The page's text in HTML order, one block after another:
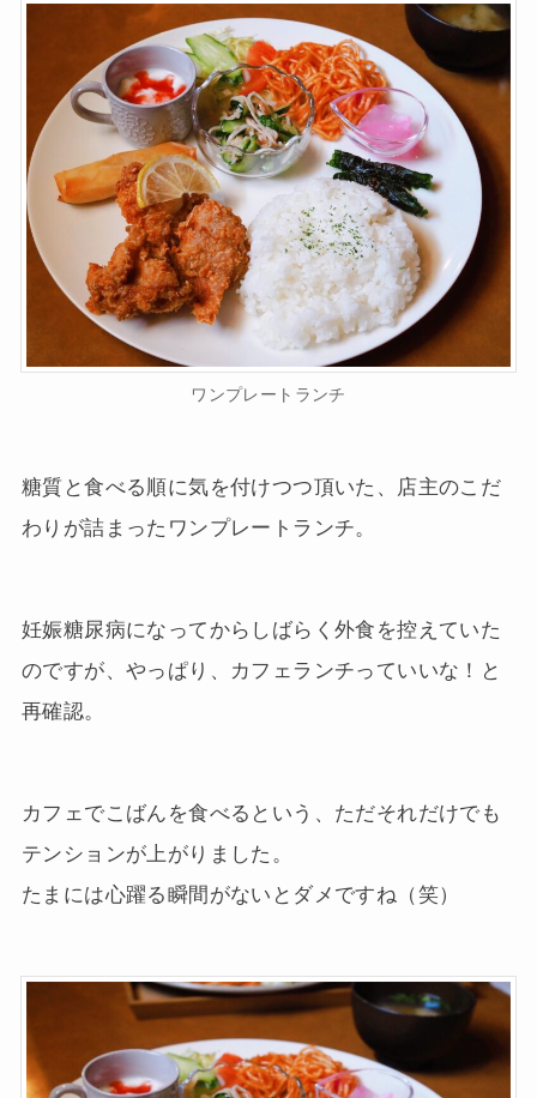
ワンプレートランチ
糖質と食べる順に気を付けつつ頂いた、店主のこだ
わりが詰まったワンプレートランチ。
妊娠糖尿病になってからしばらく外食を控えていた
のですが、やっぱり、カフェランチっていいな！と
再確認。
カフェでこばんを食べるという、ただそれだけでも
テンションが上がりました。
たまには心躍る瞬間がないとダメですね（笑）